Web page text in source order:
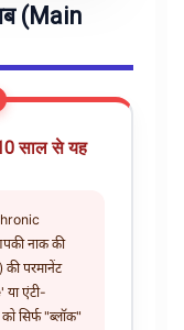
(Main
साल से यह
नाक की
परमानेंट
एंटी-
सिर्फ "ब्लॉक"